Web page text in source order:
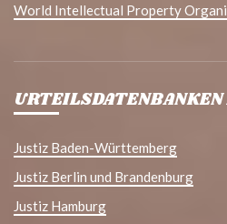
World Intellectual Property
Justiz Baden-Württemberg
Justiz Berlin und Brandenburg
Justiz Hamburg